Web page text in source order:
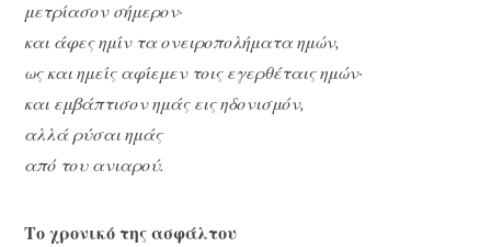
μετρίασον σήμερον·
και άφες ημίν τα ονειροπολήματα ημών,
ως και ημείς αφίεμεν τοις εγερθέταις ημών·
και εμβάπτισον ημάς εις ηδονισμόν,
αλλά ρύσαι ημάς
από του ανιαρού.
Το χρονικό της ασφάλτου